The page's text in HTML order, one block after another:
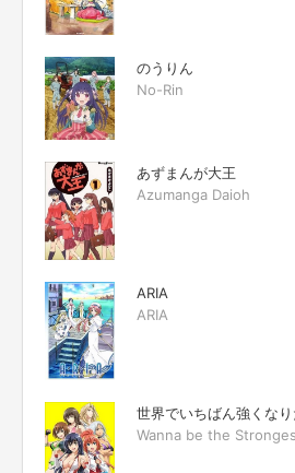
のうりん
No-Rin
あずまんが大王
Azumanga Daioh
ARIA
ARIA
世界でいちばん強くな
Wanna be the